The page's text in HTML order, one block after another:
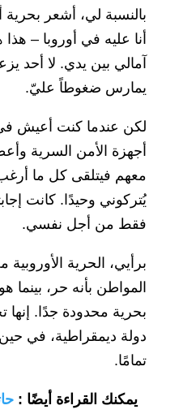
بالنسبة لي، أشعر
أنا عليه في أوروبا –
آمالي بين يدي. لا أحد
يمارس ضغوطاً عليّ.
لكن عندما كنت أعيش
أجهزة الأمن السرية
معهم فيتلقى كل ما
يُتركوني وحيدًا. كانت
فقط من أجل نفسي.
برأيي، الحرية
المواطن بأنه حر، بينما
بحرية محدودة جدًا. إنها
دولة ديمقراطية، في
تمامًا.
يمكنك القراءة أيضًا :